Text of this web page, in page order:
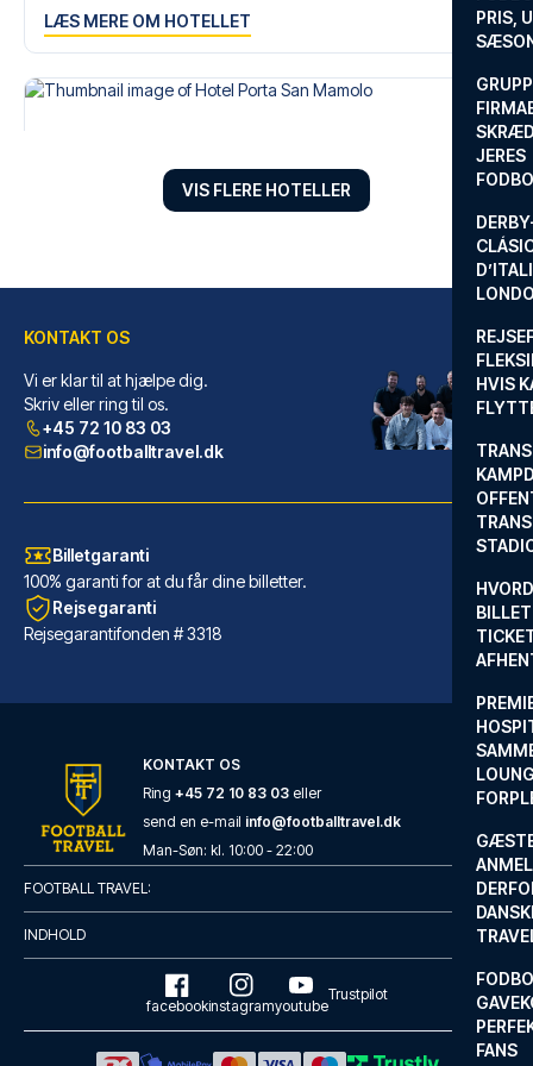
PRIS,
JERES
HVIS
FANS
LÆS MERE OM HOTELLET
Hotel Porta San Mamolo
Med et ophold ved Hotel Porta ...
Albergo Rossini 1936 Small & Charming
Med et ophold ved Albergo Ross...
LÆS MERE OM HOTELLET
VIS FLERE HOTELLER
KONTAKT OS
Vi er klar til at hjælpe dig.
Skriv eller ring til os.
+45 72 10 83 03
info@footballtravel.dk
Billetgaranti
100% garanti for at du får dine billetter.
Rejsegaranti
Rejsegarantifonden # 3318
KONTAKT OS
Ring +45 72 10 83 03 eller
send en e-mail info@footballtravel.dk
Man-Søn: kl. 10:00 - 22:00
FOOTBALL TRAVEL:
INDHOLD
facebookinstagramyoutube
Trustpilot